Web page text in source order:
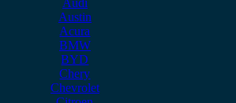
Audi
Austin
Acura
BMW
BYD
Chery
Chevrolet